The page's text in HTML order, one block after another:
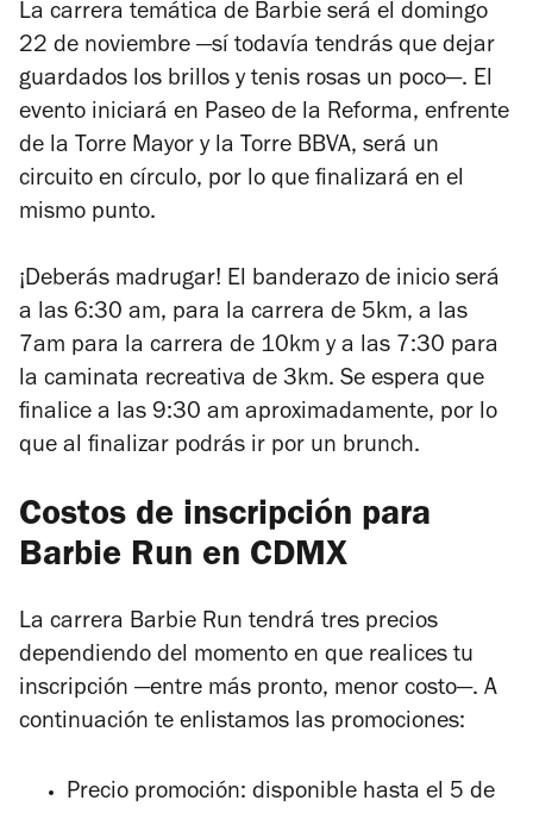
La carrera temática de Barbie será el domingo
22 de noviembre —sí todavía tendrás que dejar
guardados los brillos y tenis rosas un poco—. El
evento iniciará en Paseo de la Reforma, enfrente
de la Torre Mayor y la Torre BBVA, será un
circuito en círculo, por lo que finalizará en el
mismo punto.
¡Deberás madrugar! El banderazo de inicio será
a las 6:30 am, para la carrera de 5km, a las
7am para la carrera de 10km y a las 7:30 para
la caminata recreativa de 3km. Se espera que
finalice a las 9:30 am aproximadamente, por lo
que al finalizar podrás ir por un brunch.
Costos de inscripción para
Barbie Run en CDMX
La carrera Barbie Run tendrá tres precios
dependiendo del momento en que realices tu
inscripción —entre más pronto, menor costo—. A
continuación te enlistamos las promociones:
Precio promoción: disponible hasta el 5 de